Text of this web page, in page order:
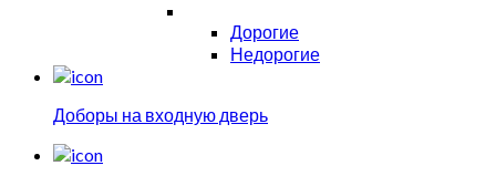
Дорогие
Недорогие
Доборы на входную дверь